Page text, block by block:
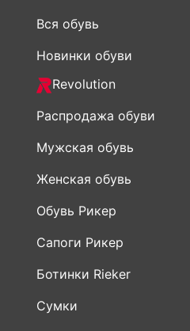
Вся обувь
Новинки обуви
Revolution
Распродажа обуви
Мужская обувь
Женская обувь
Обувь Рикер
Сапоги Рикер
Ботинки Rieker
Сумки